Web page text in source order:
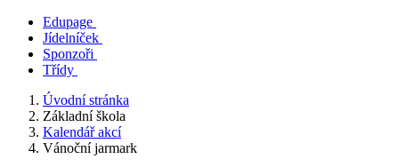
Edupage
Jídelníček
Sponzoři
Třídy
Úvodní stránka
Základní škola
Kalendář akcí
Vánoční jarmark